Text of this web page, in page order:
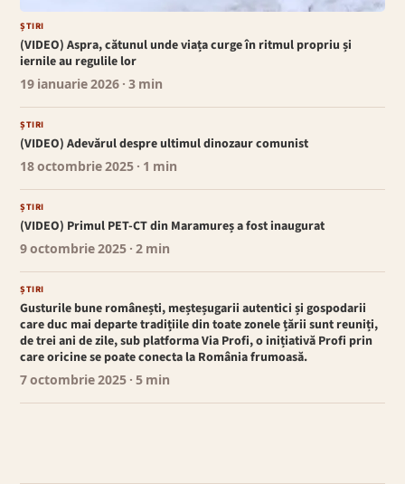
ȘTIRI
(VIDEO) Aspra, cătunul unde viața curge în ritmul propriu și
iernile au regulile lor
19 ianuarie 2026 · 3 min
ȘTIRI
(VIDEO) Adevărul despre ultimul dinozaur comunist
18 octombrie 2025 · 1 min
ȘTIRI
(VIDEO) Primul PET-CT din Maramureș a fost inaugurat
9 octombrie 2025 · 2 min
ȘTIRI
Gusturile bune românești, meșteșugarii autentici și gospodarii
care duc mai departe tradițiile din toate zonele țării sunt reuniți,
de trei ani de zile, sub platforma Via Profi, o inițiativă Profi prin
care oricine se poate conecta la România frumoasă.
7 octombrie 2025 · 5 min